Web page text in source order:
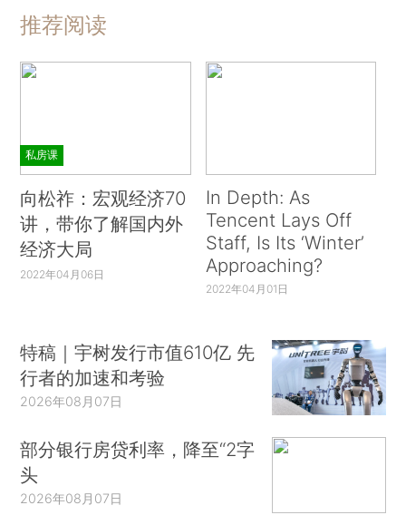
推荐阅读
私房课
向松祚：宏观经济70
讲，带你了解国内外
经济大局
2022年04月06日
In Depth: As
Tencent Lays Off
Staff, Is Its ‘Winter’
Approaching?
2022年04月01日
特稿｜宇树发行市值610亿 先
行者的加速和考验
2026年08月07日
部分银行房贷利率，降至“2字
头
2026年08月07日